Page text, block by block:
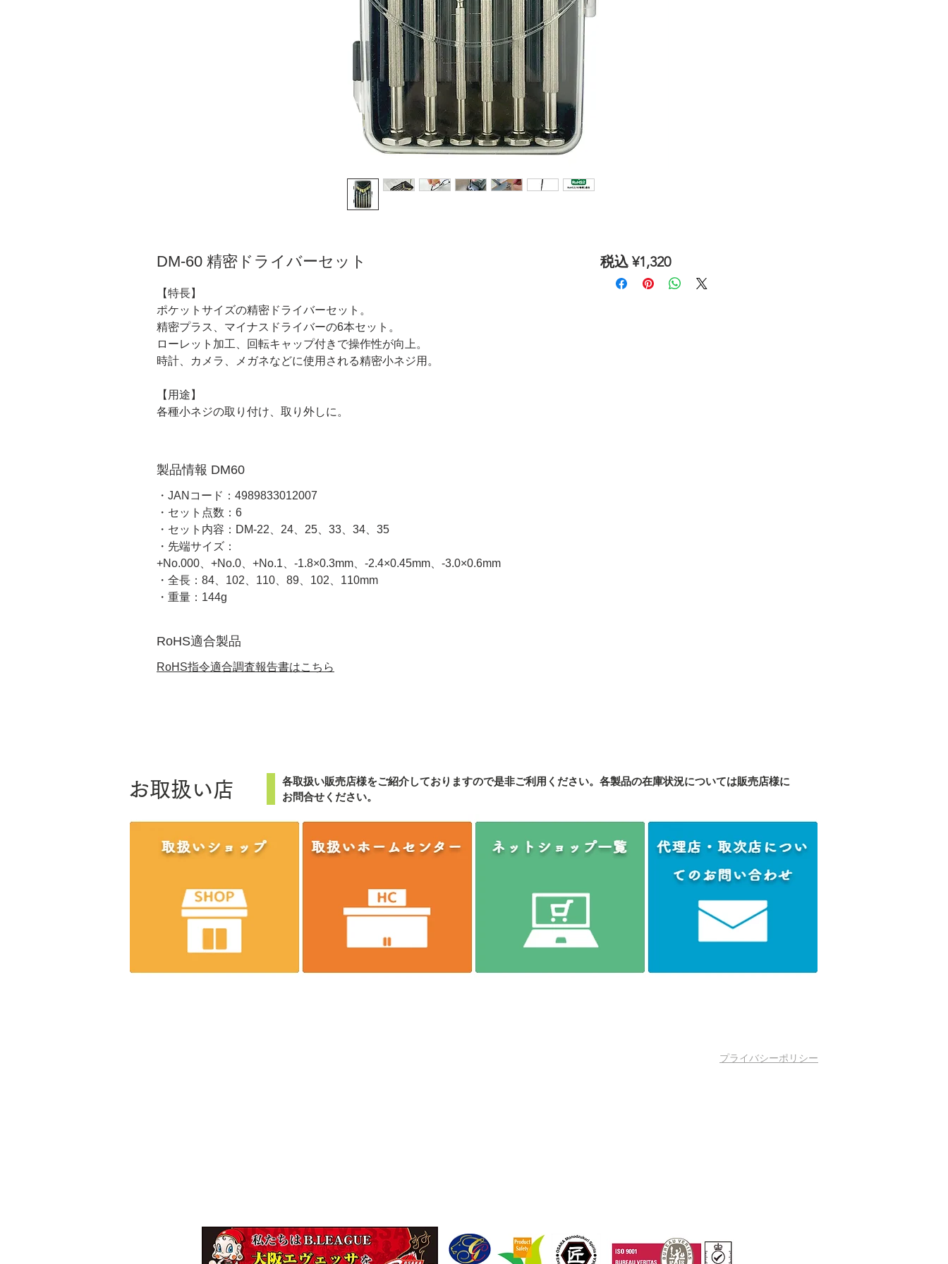
DM-60 精密ドライバーセット
【特長】
ポケットサイズの精密ドライバーセット。
精密プラス、マイナスドライバーの6本セット。
ローレット加工、回転キャップ付きで操作性が向上。
時計、カメラ、メガネなどに使用される精密小ネジ用。
【用途】
各種小ネジの取り付け、取り外しに。
製品情報 DM60
・JANコード：4989833012007
・セット点数：6
・セット内容：DM-22、24、25、33、34、35
・先端サイズ：
+No.000、+No.0、+No.1、-1.8×0.3mm、-2.4×0.45mm、-3.0×0.6mm
・全長：84、102、110、89、102、110mm
・重量：144g
RoHS適合製品
RoHS指令適合調査報告書はこちら
税込 ¥1,320
お取扱い店 各取扱い販売店様をご紹介しておりますので是非ご利用ください。各製品の在庫状況については販売店様に
お問合せください。
プライバシーポリシー